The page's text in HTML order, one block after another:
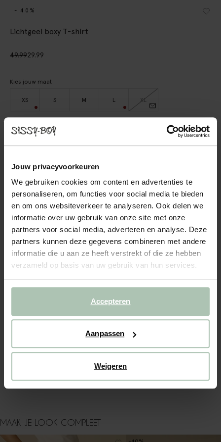
Jouw privacyvoorkeuren
We gebruiken cookies om content en advertenties te
personaliseren, om functies voor social media te bieden
en om ons websiteverkeer te analyseren. Ook delen we
informatie over uw gebruik van onze site met onze
partners voor social media, adverteren en analyse. Deze
partners kunnen deze gegevens combineren met andere
informatie die u aan ze heeft verstrekt of die ze hebben
verzameld op basis van uw gebruik van hun services.
Accepteren
Aanpassen
Weigeren
- 40%
Lichtgeel boxy T-shirt
49.9929.99
Kies jouw maat
XS S M L XL
Gratis verzending naar winkel
Achteraf betalen
Snelle levering
REVIEWS (2)
OMSCHRIJVING
Lichtgeel boxy T-shirt van Sissy-Boy. Het T-shirt heeft korte
mouwen, een ronde halslijn, verlaagde schouders en een
boxy fit. Materiaal: 100% katoen.
WASVOORSCHRIFT
MAAK JE LOOK COMPLEET